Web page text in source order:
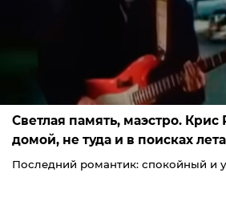
Светлая память, маэстро. Крис
домой, не туда и в поисках лета
Последний романтик: спокойный и